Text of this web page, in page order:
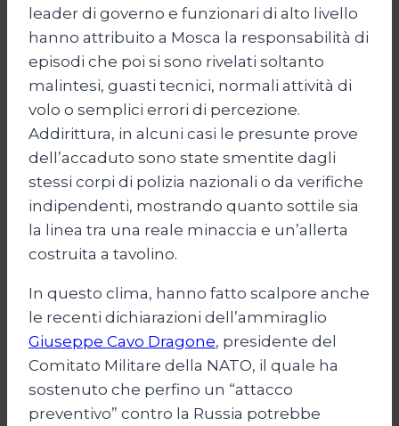
leader di governo e funzionari di alto livello
hanno attribuito a Mosca la responsabilità di
episodi che poi si sono rivelati soltanto
malintesi, guasti tecnici, normali attività di
volo o semplici errori di percezione.
Addirittura, in alcuni casi le presunte prove
dell’accaduto sono state smentite dagli
stessi corpi di polizia nazionali o da verifiche
indipendenti, mostrando quanto sottile sia
la linea tra una reale minaccia e un’allerta
costruita a tavolino.
In questo clima, hanno fatto scalpore anche
le recenti dichiarazioni dell’ammiraglio
Giuseppe Cavo Dragone, presidente del
Comitato Militare della NATO, il quale ha
sostenuto che perfino un “attacco
preventivo” contro la Russia potrebbe